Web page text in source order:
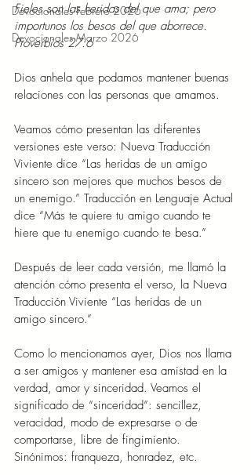
Devocionales Febrero 2026
Devocionales Marzo 2026
Fieles son las heridas del que ama; pero
importunos los besos del que aborrece.
Proverbios 27:6
Dios anhela que podamos mantener buenas
relaciones con las personas que amamos.
Veamos cómo presentan las diferentes
versiones este verso: Nueva Traducción
Viviente dice “Las heridas de un amigo
sincero son mejores que muchos besos de
un enemigo.” Traducción en Lenguaje Actual
dice “Más te quiere tu amigo cuando te
hiere que tu enemigo cuando te besa.”
Después de leer cada versión, me llamó la
atención cómo presenta el verso, la Nueva
Traducción Viviente “Las heridas de un
amigo sincero.”
Como lo mencionamos ayer, Dios nos llama
a ser amigos y mantener esa amistad en la
verdad, amor y sinceridad. Veamos el
significado de “sinceridad”: sencillez,
veracidad, modo de expresarse o de
comportarse, libre de fingimiento.
Sinónimos: franqueza, honradez, etc.